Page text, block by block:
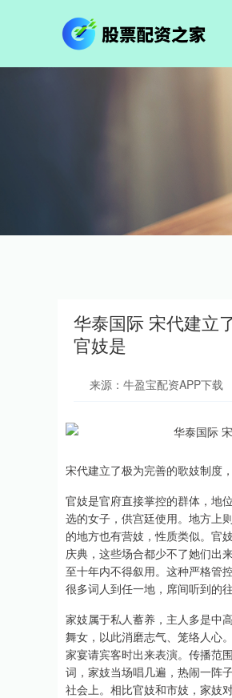
华泰国际 宋代建立
官妓是
来源：牛盈宝配资APP下载
宋代建立了极为完善的歌妓制度
官妓是官府直接掌控的群体，地
选的女子，供宫廷使用。地方上
的地方也有营妓，性质类似。官
庆典，这些场合都少不了她们出
至十年内不得叙用。这种严格管
很多词人到任一地，席间听到的
家妓属于私人蓄养，主人多是中
舞女，以此消磨志气、笼络人心
家宴请宾客时出来表演。传播范
词，家妓当场唱几遍，热闹一阵
社会上。相比官妓和市妓，家妓